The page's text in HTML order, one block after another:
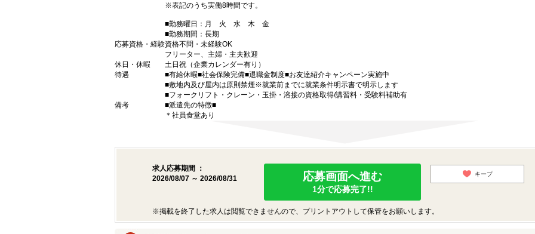
※表記のうち実働8時間です。
■勤務曜日：月 火 水 木 金
■勤務期間：長期
応募資格・経験資格不問・未経験OK
フリーター、主婦・主夫歓迎
休日・休暇
土日祝（企業カレンダー有り）
待遇
■有給休暇■社会保険完備■退職金制度■お友達紹介キャンペーン実施中
■敷地内及び屋内は原則禁煙※就業前までに就業条件明示書で明示します
■フォークリフト・クレーン・玉掛・溶接の資格取得/講習料・受験料補助有
備考
■派遣先の特徴■
＊社員食堂あり
求人応募期間 ：
2026/08/07 ～ 2026/08/31
応募画面へ進む
1分で応募完了!!
キープ
※掲載を終了した求人は閲覧できませんので、プリントアウトして保管をお願いします。